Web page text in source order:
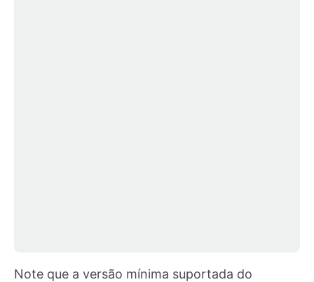
Note que a versão mínima suportada do